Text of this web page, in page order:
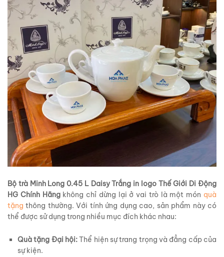
Bộ trà Minh Long 0.45 L Daisy Trắng in logo Thế Giới Di Động
HG Chính Hãngkhông chỉ dừng lại ở vai trò là một món quà
tặng thông thường. Với tính ứng dụng cao, sản phẩm này có
thể được sử dụng trong nhiều mục đích khác nhau:
Quà tặng Đại hội:Thể hiện sự trang trọng và đẳng cấp của
sự kiện.